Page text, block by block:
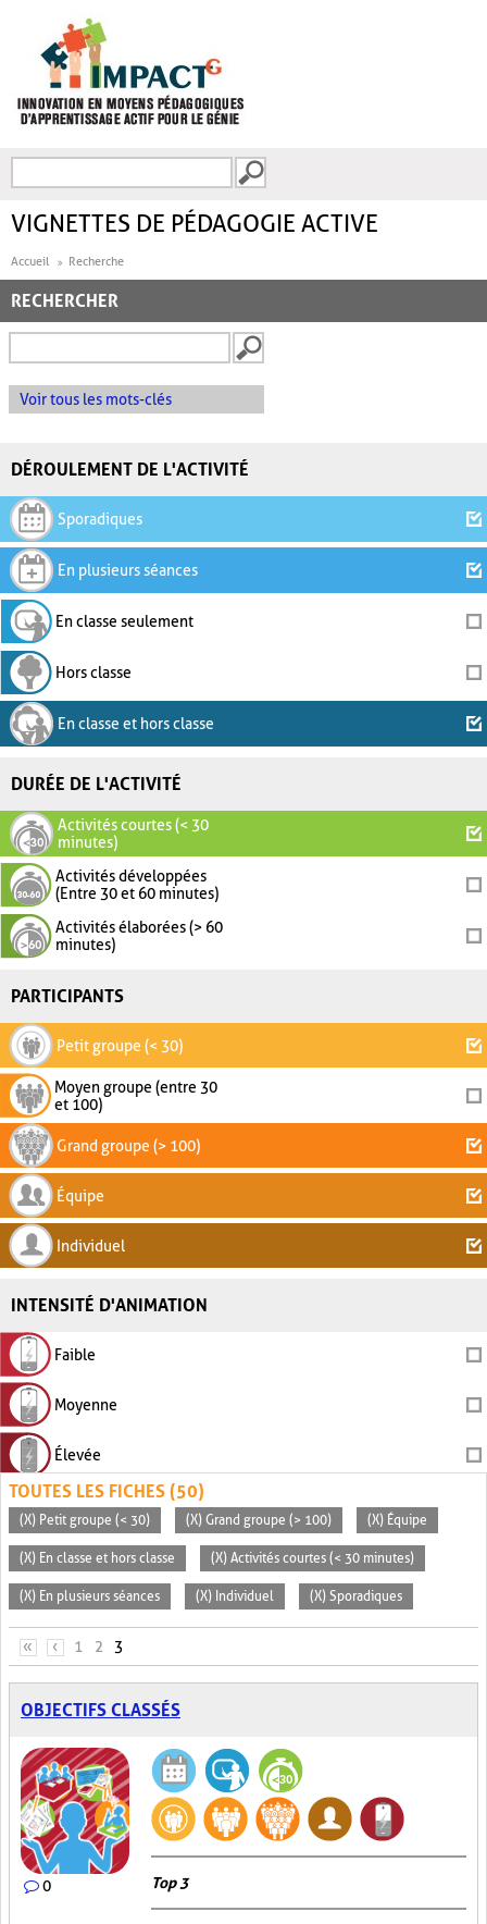
FORMULAIRE DE
VIGNETTES DE PÉDAGOGIE ACTIVE
Accueil Recherche
RECHERCHER
Voir tous les mots-clés
DÉROULEMENT DE L'ACTIVITÉ
Sporadiques
En plusieurs séances
En classe seulement
Hors classe
En classe et hors classe
DURÉE DE L'ACTIVITÉ
Activités courtes (< 30
minutes)
Activités développées
(Entre 30 et 60 minutes)
Activités élaborées (> 60
minutes)
PARTICIPANTS
Petit groupe (< 30)
Moyen groupe (entre 30
et 100)
Grand groupe (> 100)
Équipe
Individuel
INTENSITÉ D'ANIMATION
Faible
Moyenne
Élevée
TOUTES LES FICHES (50)
(X) Petit groupe (< 30) (X) Grand groupe (> 100) (X) Équipe
(X) En classe et hors classe (X) Activités courtes (< 30 minutes)
(X) En plusieurs séances (X) Individuel (X) Sporadiques
PAGES
« ‹ 1 2 3
OBJECTIFS CLASSÉS
0 Top 3